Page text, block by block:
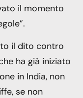
il momento
il dito contro
ha già iniziato
in India, non
se non